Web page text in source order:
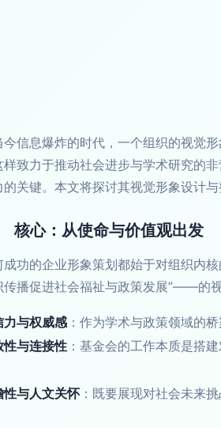
今信息爆炸的时代，一个组织的视觉
样致力于推动社会进步与学术研究的
的关键。本文将探讨其视觉形象设计
核心：从使命与价值观出发
成功的企业形象策划都始于对组织内
传播促进社会福祉与政策发展”——的
力与权威感：作为学术与政策领域的
性与连接性 ：基金会的工作本质是搭
性与人文关怀：既要展现对社会未来